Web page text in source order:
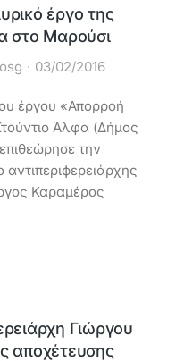
έργο της
στο Μαρούσι
03/02/2016
έργου «Απορροή
Άλφα (Δήμος
την
Καραμέρος
Γιώργου
αποχέτευσης